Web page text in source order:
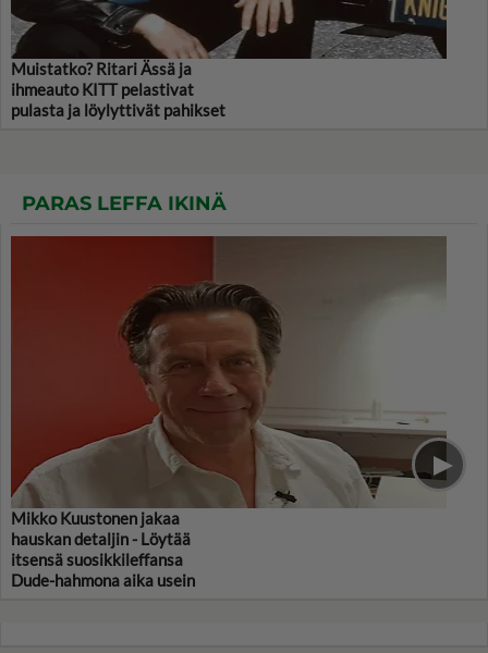
Muistatko? Ritari Ässä ja
ihmeauto KITT pelastivat
pulasta ja löylyttivät pahikset
PARAS LEFFA IKINÄ
Mikko Kuustonen jakaa
hauskan detaljin - Löytää
itsensä suosikkileffansa
Dude-hahmona aika usein